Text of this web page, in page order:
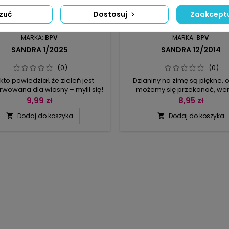
MARKA: BPV
SANDRA 1/2025
(0)
powiedział, że zieleń jest
dla wiosny – mylił się!
kolekcji włóczek w odcieniu
poncho, kardigan w
9,99 zł
 Dodaj do koszyka
MARKA: BPV
SANDRA 12/2014
(0)
Dzianiny na zimę są piękne,
możemy się przekonać,
Sandrę. Przede wszystkim są
Zachwyćcie się
8,95 zł
 Dodaj do koszyka
Dostosuj